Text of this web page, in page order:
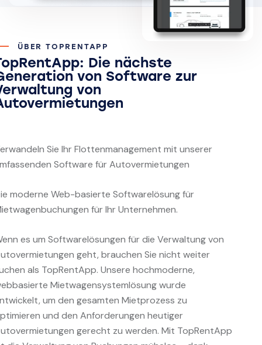
ÜBER TOPRENTAPP
Die nächste
von Software zur
von
Sie Ihr Flottenmanagement mit unserer
Software für Autovermietungen
moderne Web-basierte Softwarelösung für
für Ihr Unternehmen.
es um Softwarelösungen für die Verwaltung von
geht, brauchen Sie nicht weiter
als TopRentApp. Unsere hochmoderne,
Mietwagensystemlösung wurde
um den gesamten Mietprozess zu
und den Anforderungen heutiger
gerecht zu werden. Mit TopRentApp